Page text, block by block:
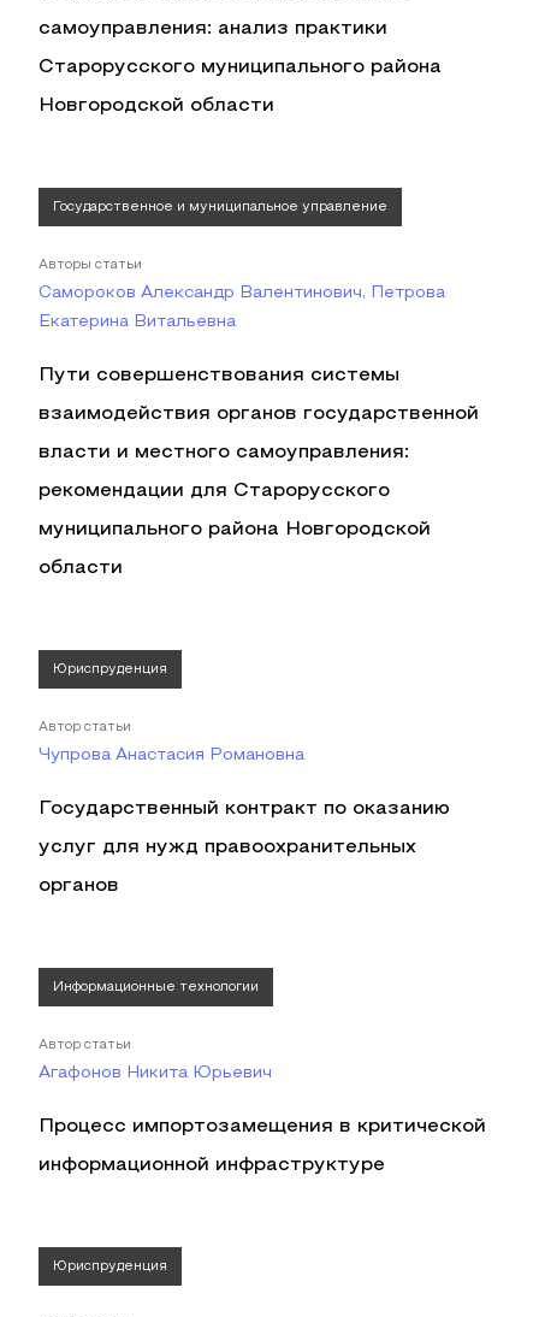
самоуправления: анализ практики
Старорусского муниципального района
Новгородской области
Государственное и муниципальное управление
Авторы статьи
Самороков Александр Валентинович, Петрова
Екатерина Витальевна
Пути совершенствования системы
взаимодействия органов государственной
власти и местного самоуправления:
рекомендации для Старорусского
муниципального района Новгородской
области
Юриспруденция
Автор статьи
Чупрова Анастасия Романовна
Государственный контракт по оказанию
услуг для нужд правоохранительных
органов
Информационные технологии
Автор статьи
Агафонов Никита Юрьевич
Процесс импортозамещения в критической
информационной инфраструктуре
Юриспруденция